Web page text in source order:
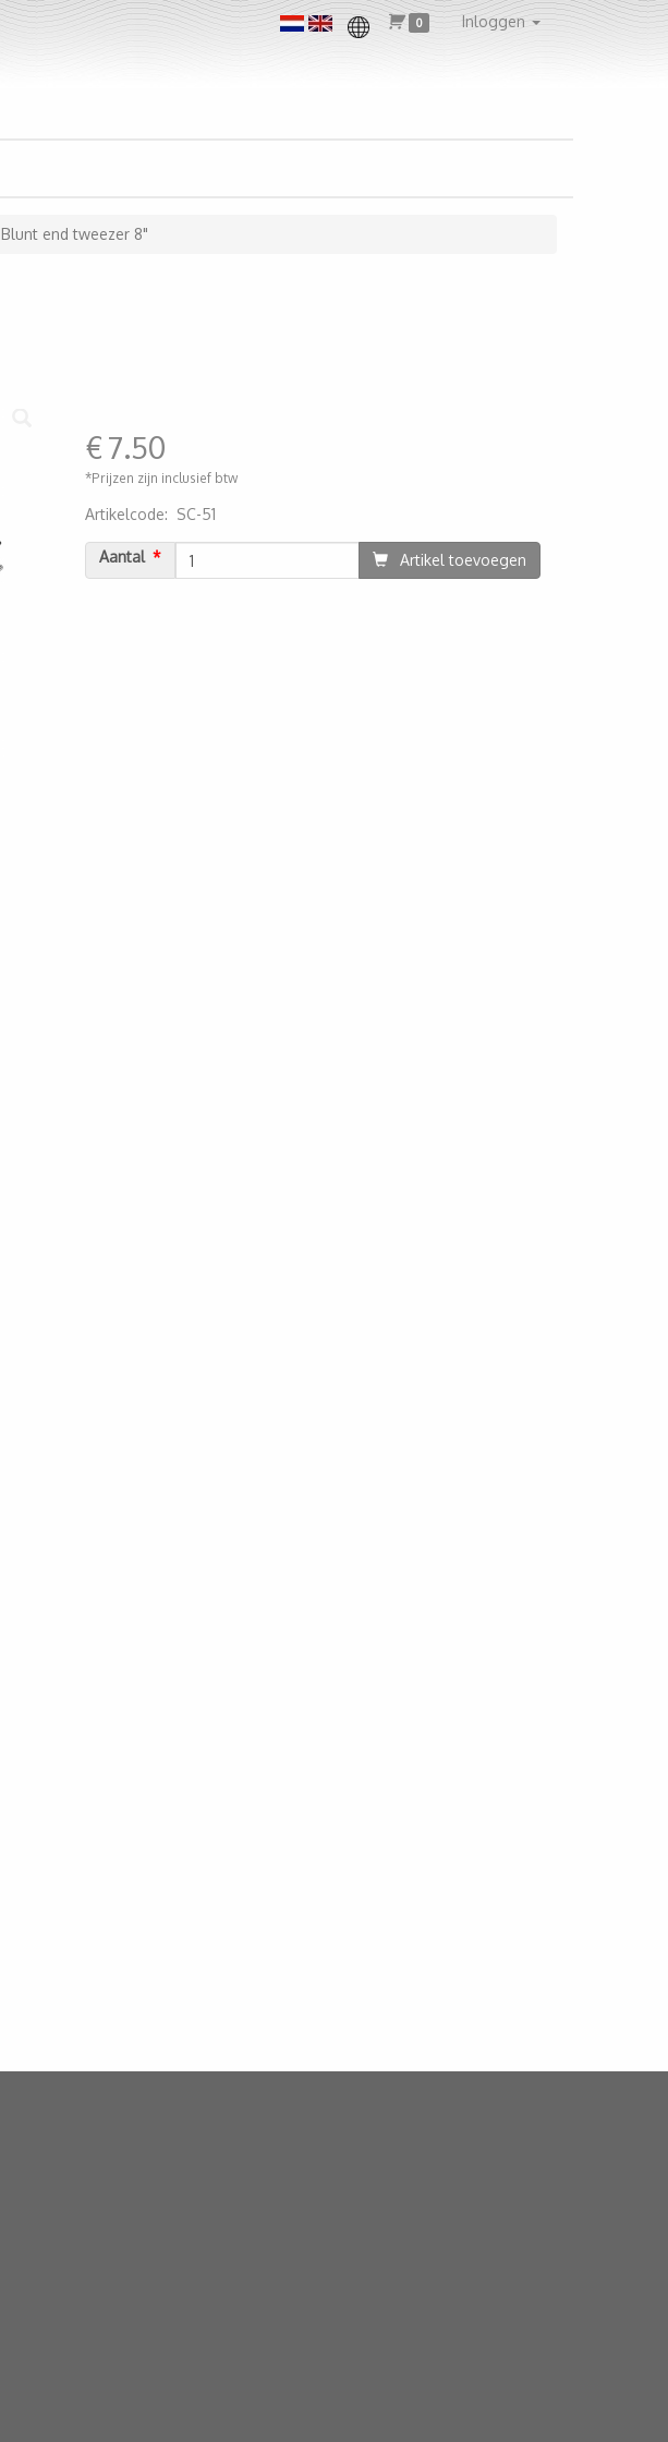
0 Inloggen
Blunt end tweezer 8"
€7.50
*Prijzen zijn inclusief btw
Artikelcode: SC-51
Aantal
Artikel toevoegen